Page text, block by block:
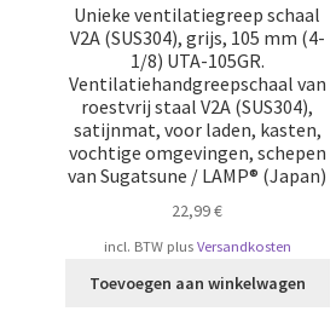
Unieke ventilatiegreep schaal
V2A (SUS304), grijs, 105 mm (4-
1/8) UTA-105GR.
Ventilatiehandgreepschaal van
roestvrij staal V2A (SUS304),
satijnmat, voor laden, kasten,
vochtige omgevingen, schepen
van Sugatsune / LAMP® (Japan)
22,99€
incl. BTW plus Versandkosten
Toevoegen aan winkelwagen